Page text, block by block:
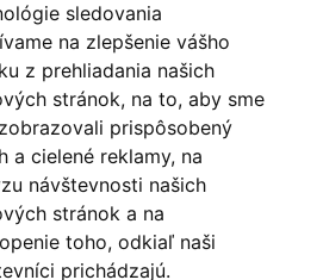
sledovania
na zlepšenie vášho
z prehliadania našich
stránok, na to, aby sme
prispôsobený
a cielené reklamy, na
návštevnosti našich
stránok a na
toho, odkiaľ naši
prichádzajú.
zaoberajúca sa dovozom a
dizajnového aj štýlového
a dekorácií.
republika